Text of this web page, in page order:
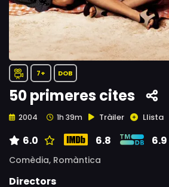
7+ DOB
50 primeres cites
2004 1h 39m Tràiler Llista
6.0 6.8 6.9
Comèdia, Romàntica
Directors